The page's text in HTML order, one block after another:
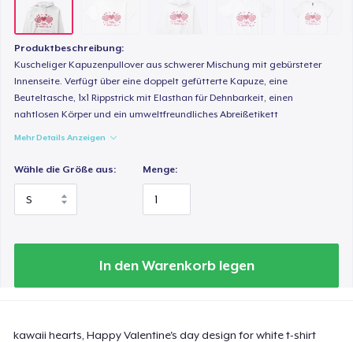
Produktbeschreibung:
Kuscheliger Kapuzenpullover aus schwerer Mischung mit gebürsteter
Innenseite. Verfügt über eine doppelt gefütterte Kapuze, eine
Beuteltasche, 1x1 Rippstrick mit Elasthan für Dehnbarkeit, einen
nahtlosen Körper und ein umweltfreundliches Abreißetikett
Mehr Details Anzeigen
Wähle die Größe aus: Menge:
In den Warenkorb legen
kawaii hearts, Happy Valentine's day design for white t-shirt
Classic Long Sleeve Tee
29,99 $